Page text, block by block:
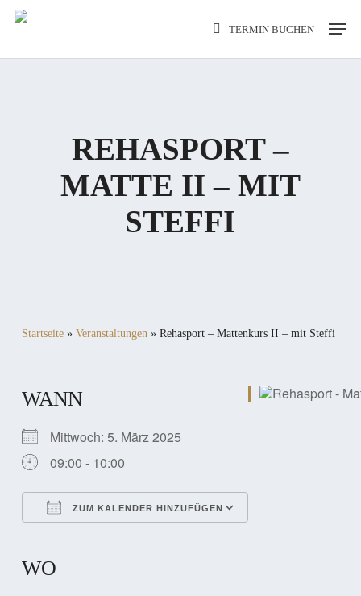
Skip
TERMIN BUCHEN
Menu
REHASPORT –
MATTE II – MIT
STEFFI
Startseite» Veranstaltungen» Rehasport – Mattenkurs II – mit Steffi
WANN
Mittwoch: 5. März 2025
09:00 - 10:00
ZUM KALENDER HINZUFÜGEN
WO